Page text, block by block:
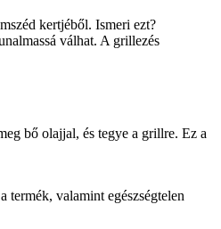
kertjéből. Ismeri ezt?
válhat. A grillezés
bő olajjal, és tegye a grillre. Ez a
valamint egészségtelen